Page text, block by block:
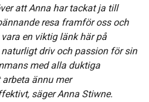
att Anna har tackat ja till
resa framför oss och
en viktig länk här på
driv och passion för sin
med alla duktiga
ännu mer
säger Anna Stiwne.